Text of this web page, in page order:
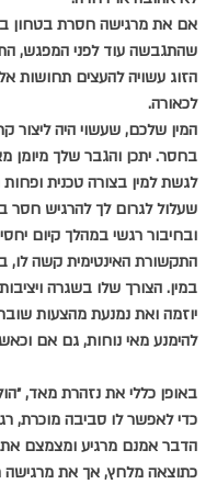
אם את מרגישה חסרת בטחון
שהתגבשה עוד לפני המפגש,
הזוג עשויה להעצים תחושות
לכאורה.
המין שלכם, שעשוי היה ליצור
בחסר. יתכן והגבר שלך מיומן
לגשת למין בצורה טכנית
שעלול לגרום לך להרגיש חסר
ובחיבור רגשי במהלך קיום
התקשורת האינטימית קשה לו,
במין. הצורך שלו בשגרה
יוזמה ואת נמנעת מהצעות
להימנע מאי נוחות, גם אם
באופן כללי את נזהרת מאד,
כדי לאפשר לו סביבה מוכרת,
הדבר אמנם מרגיע ומצמצם את
כתוצאה מלחץ, אך את מרגישה